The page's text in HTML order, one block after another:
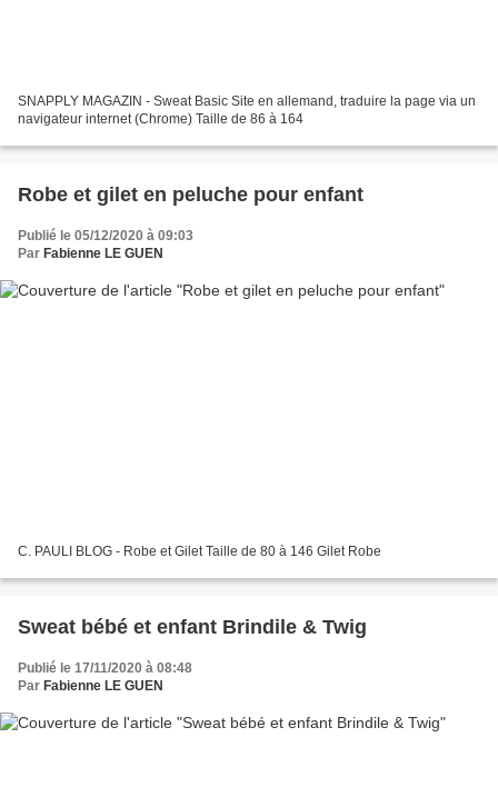
SNAPPLY MAGAZIN - Sweat Basic Site en allemand, traduire la page via un
navigateur internet (Chrome) Taille de 86 à 164
Robe et gilet en peluche pour enfant
Publié le 05/12/2020 à 09:03
Par Fabienne LE GUEN
C. PAULI BLOG - Robe et Gilet Taille de 80 à 146 Gilet Robe
Sweat bébé et enfant Brindile & Twig
Publié le 17/11/2020 à 08:48
Par Fabienne LE GUEN